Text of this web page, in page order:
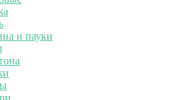
и пауки